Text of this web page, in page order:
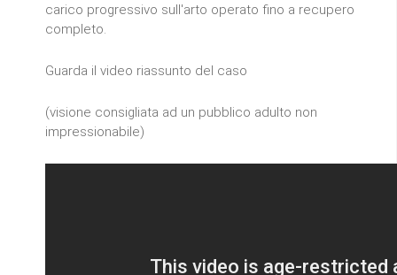
carico progressivo sull'arto operato fino a recupero
completo.
Guarda il video riassunto del caso
(visione consigliata ad un pubblico adulto non
impressionabile)